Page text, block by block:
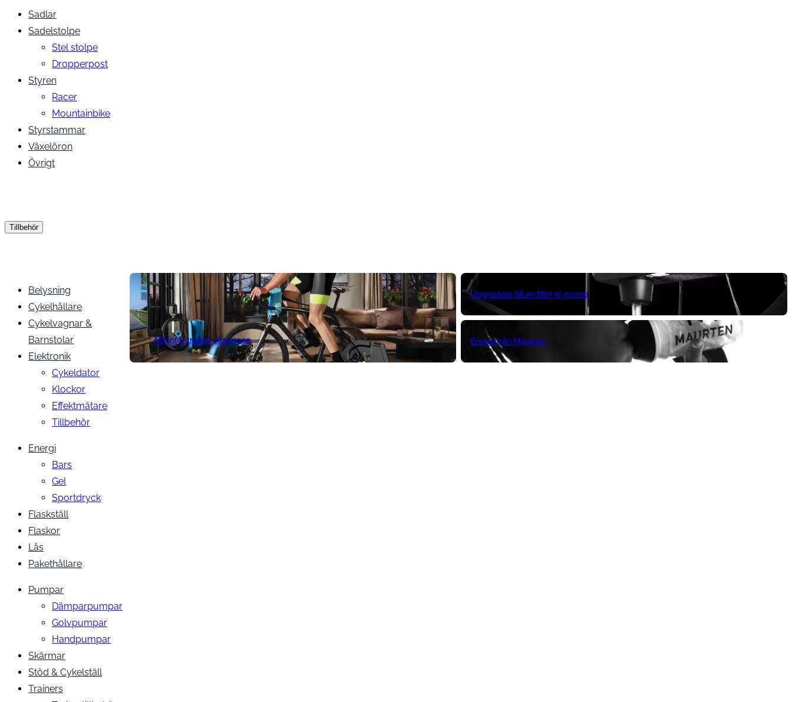
Sadlar
Sadelstolpe
Stel stolpe
Dropperpost
Styren
Racer
Mountainbike
Styrstammar
Växelöron
Övrigt
Tillbehör
Belysning
Cykelhållare
Cykelvagnar &
Barnstolar
Elektronik
Cykeldator
Klockor
Effektmätare
Tillbehör
Energi
Bars
Gel
Sportdryck
Flaskställ
Flaskor
Lås
Pakethållare
Pumpar
Dämparpumpar
Golvpumpar
Handpumpar
Skärmar
Stöd & Cykelställ
Trainers
Allt inför trainer säsongen
Upgradera till en Mini el-pump
Energi från Maurten